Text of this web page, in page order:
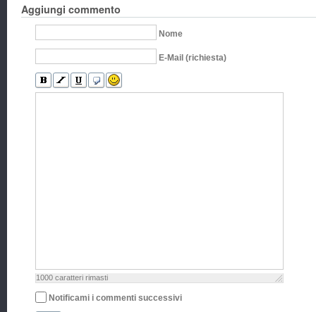
Aggiungi commento
Nome
E-Mail (richiesta)
1000 caratteri rimasti
Notificami i commenti successivi